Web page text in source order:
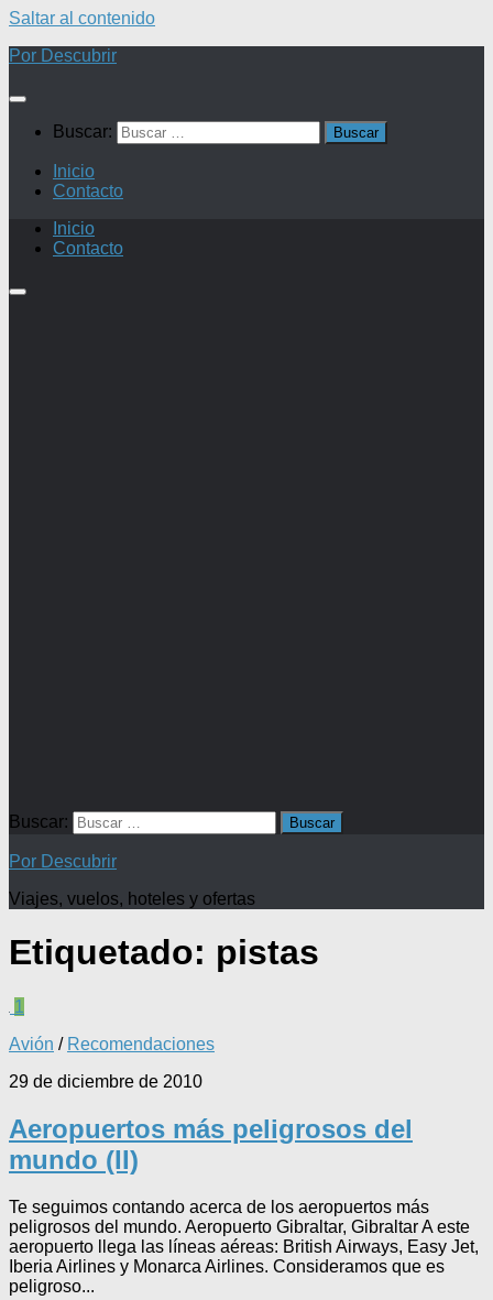
Saltar al contenido
Por Descubrir
Buscar:
Inicio
Contacto
Inicio
Contacto
Buscar:
Por Descubrir
Viajes, vuelos, hoteles y ofertas
Etiquetado: pistas
1
Avión / Recomendaciones
29 de diciembre de 2010
Aeropuertos más peligrosos del
mundo (II)
Te seguimos contando acerca de los aeropuertos más
peligrosos del mundo. Aeropuerto Gibraltar, Gibraltar A este
aeropuerto llega las líneas aéreas: British Airways, Easy Jet,
Iberia Airlines y Monarca Airlines. Consideramos que es
peligroso...